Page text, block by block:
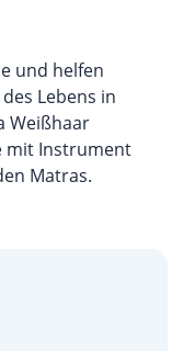
und helfen
Lebens in
Weißhaar
mit Instrument
Matras.